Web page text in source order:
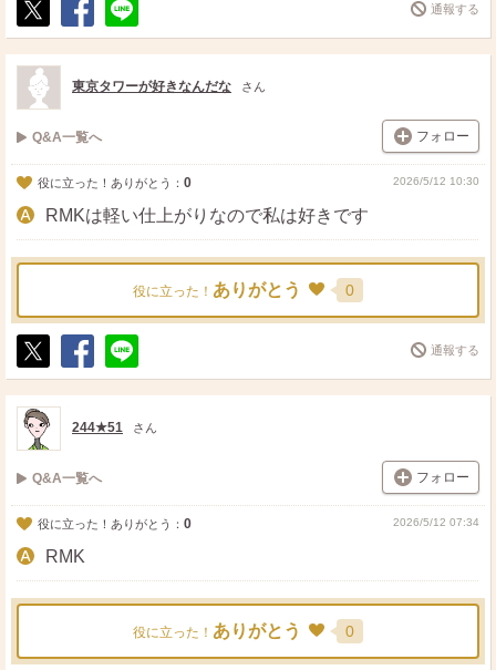
ポ
ス
ト
シ
ェ
送
る
通報する
東京タワーが好きなんだな さん
Q&A一覧へ フォロー
役に立った！ありがとう： 0 2026/5/12 10:30
RMKは軽い仕上がりなので私は好きです
役に立った！ ありがとう 0
ポ
ス
ト
シ
ェ
送
る
通報する
244★51 さん
Q&A一覧へ フォロー
役に立った！ありがとう： 0 2026/5/12 07:34
RMK
役に立った！ ありがとう 0